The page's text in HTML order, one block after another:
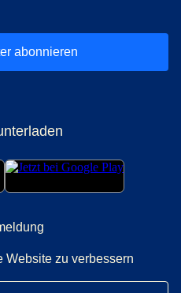
abonnieren
Website zu verbessern